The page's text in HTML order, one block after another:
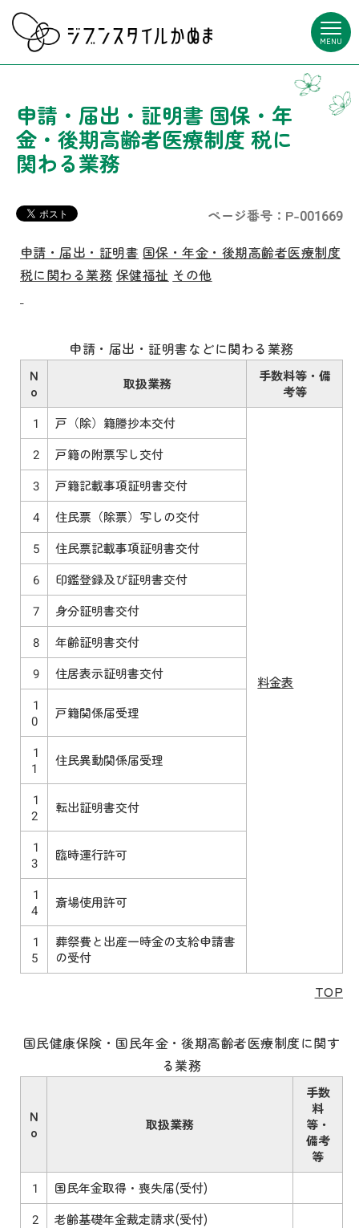
MENU
申請・届出・証明書 国保・年
金・後期高齢者医療制度 税に
関わる業務
ページ番号：P-001669
申請・届出・証明書 国保・年金・後期高齢者医療制度
税に関わる業務 保健福祉 その他
申請・届出・証明書などに関わる業務
N
o
取扱業務
手数料等・備
考等
1
戸（除）籍謄抄本交付
料金表
2
戸籍の附票写し交付
3
戸籍記載事項証明書交付
4
住民票（除票）写しの交付
5
住民票記載事項証明書交付
6
印鑑登録及び証明書交付
7
身分証明書交付
8
年齢証明書交付
9
住居表示証明書交付
1
0
戸籍関係届受理
1
1
住民異動関係届受理
1
2
転出証明書交付
1
3
臨時運行許可
1
4
斎場使用許可
1
5
葬祭費と出産一時金の支給申請書
の受付
TOP
国民健康保険・国民年金・後期高齢者医療制度に関す
る業務
N
o
取扱業務
手数
料
等・
備考
等
1
国民年金取得・喪失届(受付)
2
老齢基礎年金裁定請求(受付)